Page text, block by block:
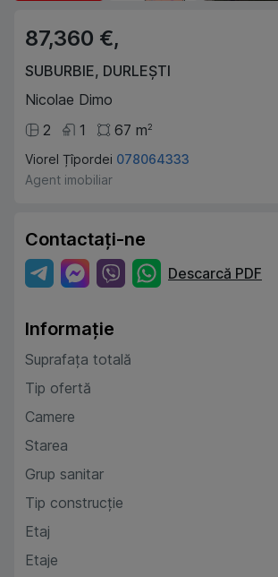
87,360 €,
SUBURBIE, DURLEȘTI
Nicolae Dimo
2
1 67 m2
Viorel Țîpordei 078064333
Agent imobiliar
Contactați-ne
Descarcă PDF
Informație
Suprafața totală
Tip ofertă
Camere
Starea
Grup sanitar
Tip construcție
Etaj
Etaje